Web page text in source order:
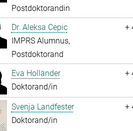
Postdoktorandin
Dr. Aleksa Cepic
IMPRS Alumnus,
Postdoktorand
+
Eva Holländer
Doktorand/in
+
Svenja Landfester
Doktorand/in
+